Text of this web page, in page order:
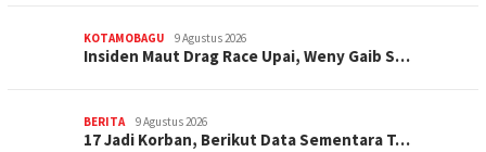
KOTAMOBAGU 9 Agustus 2026
Insiden Maut Drag Race Upai, Weny Gaib S…
BERITA 9 Agustus 2026
17 Jadi Korban, Berikut Data Sementara T…